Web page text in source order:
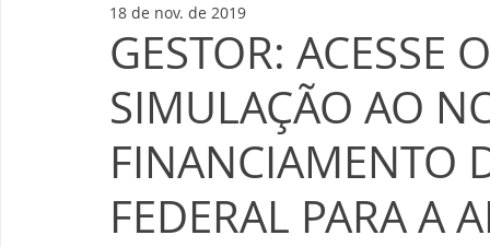
GESTOR: ACESSE
SIMULAÇÃO AO
FINANCIAMENTO
FEDERAL PARA A
18 de nov. de 2019